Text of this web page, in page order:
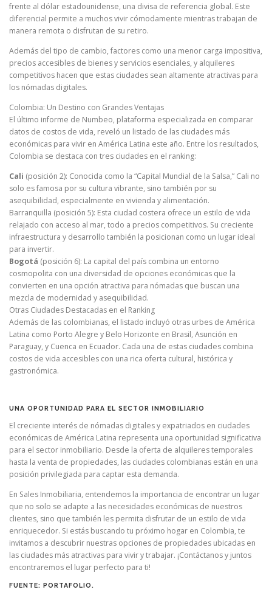
frente al dólar estadounidense, una divisa de referencia global. Este
diferencial permite a muchos vivir cómodamente mientras trabajan de
manera remota o disfrutan de su retiro.
Además del tipo de cambio, factores como una menor carga impositiva,
precios accesibles de bienes y servicios esenciales, y alquileres
competitivos hacen que estas ciudades sean altamente atractivas para
los nómadas digitales.
Colombia: Un Destino con Grandes Ventajas
El último informe de Numbeo, plataforma especializada en comparar
datos de costos de vida, reveló un listado de las ciudades más
económicas para vivir en América Latina este año. Entre los resultados,
Colombia se destaca con tres ciudades en el ranking:
Cali (posición 2): Conocida como la “Capital Mundial de la Salsa,” Cali no
solo es famosa por su cultura vibrante, sino también por su
asequibilidad, especialmente en vivienda y alimentación.
Barranquilla (posición 5): Esta ciudad costera ofrece un estilo de vida
relajado con acceso al mar, todo a precios competitivos. Su creciente
infraestructura y desarrollo también la posicionan como un lugar ideal
para invertir.
Bogotá (posición 6): La capital del país combina un entorno
cosmopolita con una diversidad de opciones económicas que la
convierten en una opción atractiva para nómadas que buscan una
mezcla de modernidad y asequibilidad.
Otras Ciudades Destacadas en el Ranking
Además de las colombianas, el listado incluyó otras urbes de América
Latina como Porto Alegre y Belo Horizonte en Brasil, Asunción en
Paraguay, y Cuenca en Ecuador. Cada una de estas ciudades combina
costos de vida accesibles con una rica oferta cultural, histórica y
gastronómica.
UNA OPORTUNIDAD PARA EL SECTOR INMOBILIARIO
El creciente interés de nómadas digitales y expatriados en ciudades
económicas de América Latina representa una oportunidad significativa
para el sector inmobiliario. Desde la oferta de alquileres temporales
hasta la venta de propiedades, las ciudades colombianas están en una
posición privilegiada para captar esta demanda.
En Sales Inmobiliaria, entendemos la importancia de encontrar un lugar
que no solo se adapte a las necesidades económicas de nuestros
clientes, sino que también les permita disfrutar de un estilo de vida
enriquecedor. Si estás buscando tu próximo hogar en Colombia, te
invitamos a descubrir nuestras opciones de propiedades ubicadas en
las ciudades más atractivas para vivir y trabajar. ¡Contáctanos y juntos
encontraremos el lugar perfecto para ti!
FUENTE: PORTAFOLIO.